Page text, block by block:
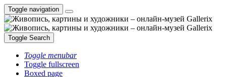
Toggle navigation
Toggle Search
Toggle menubar
Toggle fullscreen
Boxed page